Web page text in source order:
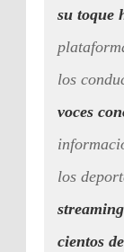
su toque
los
voces
los
cientos